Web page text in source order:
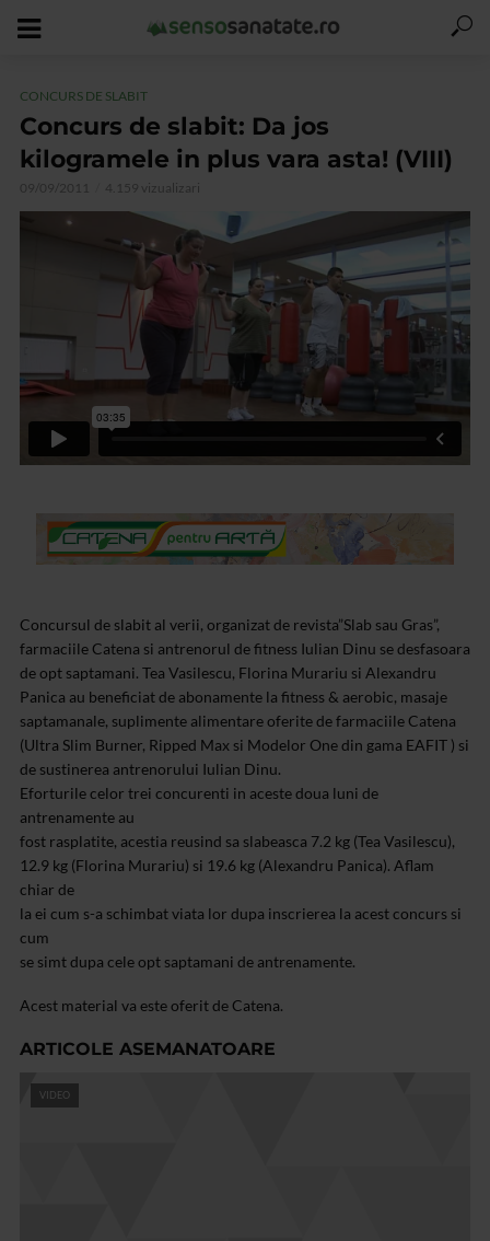
CONCURS DE SLABIT
Concurs de slabit: Da jos
kilogramele in plus vara asta! (VIII)
09/09/2011 4.159 vizualizari
Concursul de slabit al verii, organizat de revista”Slab sau Gras”,
farmaciile Catena si antrenorul de fitness Iulian Dinu se desfasoara
de opt saptamani. Tea Vasilescu, Florina Murariu si Alexandru
Panica au beneficiat de abonamente la fitness & aerobic, masaje
saptamanale, suplimente alimentare oferite de farmaciile Catena
(Ultra Slim Burner, Ripped Max si Modelor One din gama EAFIT ) si
de sustinerea antrenorului Iulian Dinu.
Eforturile celor trei concurenti in aceste doua luni de
antrenamente au
fost rasplatite, acestia reusind sa slabeasca 7.2 kg (Tea Vasilescu),
12.9 kg (Florina Murariu) si 19.6 kg (Alexandru Panica). Aflam
chiar de
la ei cum s-a schimbat viata lor dupa inscrierea la acest concurs si
cum
se simt dupa cele opt saptamani de antrenamente.
Acest material va este oferit de Catena.
ARTICOLE ASEMANATOARE
VIDEO